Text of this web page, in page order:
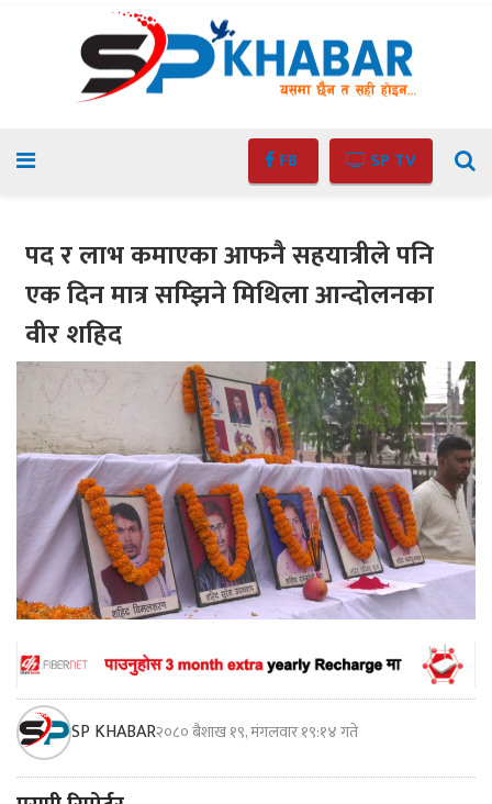
FB SP TV
पद र लाभ कमाएका आफनै सहयात्रीले पनि
एक दिन मात्र सम्झिने मिथिला आन्दोलनका
वीर शहिद
SP KHABAR२०८० बैशाख १९, मंगलवार १९:१४ गते